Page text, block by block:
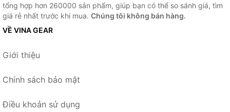
tổng hợp hơn 260000 sản phẩm, giúp bạn có thể so sánh giá, tìm
giá rẻ nhất trước khi mua. Chúng tôi không bán hàng.
VỀ VINA GEAR
Giới thiệu
Chính sách bảo mật
Điều khoản sử dụng